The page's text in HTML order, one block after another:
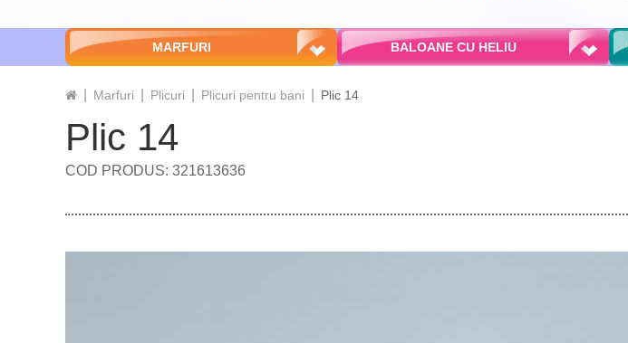
MARFURI BALOANE CU HELIU
Marfuri Plicuri Plicuri pentru bani Plic 14
Plic 14
COD PRODUS: 321613636